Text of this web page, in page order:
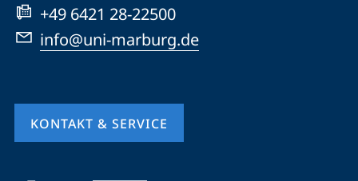
+49 6421 28-22500
info@uni-marburg.de
KONTAKT & SERVICE